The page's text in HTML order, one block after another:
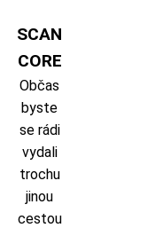
content
SCAN
CORE
Občas
byste
se rádi
vydali
trochu
jinou
cestou